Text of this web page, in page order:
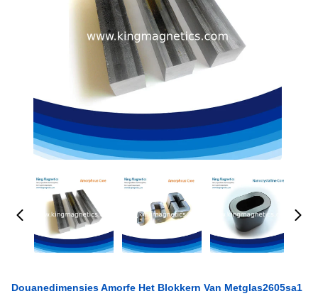
Douanedimensies Amorfe Het Blokkern Van Metglas2605sa1